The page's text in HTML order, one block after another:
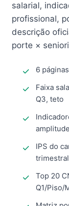
salarial,
profissional,
descrição
porte ×
6
Faixa
Q3, teto
IPS do
trimestral
Top 20
Q1/Piso/